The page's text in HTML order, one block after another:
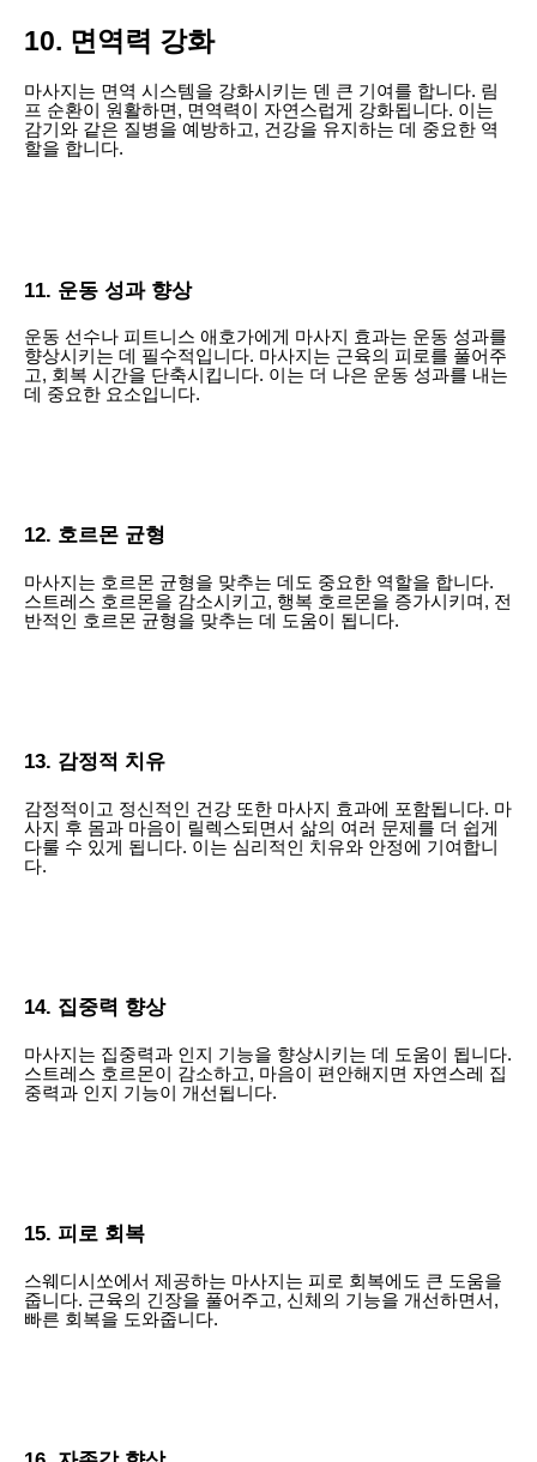
10. 면역력 강화
마사지는 면역 시스템을 강화시키는 덴 큰 기여를 합니다. 림
프 순환이 원활하면, 면역력이 자연스럽게 강화됩니다. 이는
감기와 같은 질병을 예방하고, 건강을 유지하는 데 중요한 역
할을 합니다.
11. 운동 성과 향상
운동 선수나 피트니스 애호가에게 마사지 효과는 운동 성과를
향상시키는 데 필수적입니다. 마사지는 근육의 피로를 풀어주
고, 회복 시간을 단축시킵니다. 이는 더 나은 운동 성과를 내는
데 중요한 요소입니다.
12. 호르몬 균형
마사지는 호르몬 균형을 맞추는 데도 중요한 역할을 합니다.
스트레스 호르몬을 감소시키고, 행복 호르몬을 증가시키며, 전
반적인 호르몬 균형을 맞추는 데 도움이 됩니다.
13. 감정적 치유
감정적이고 정신적인 건강 또한 마사지 효과에 포함됩니다. 마
사지 후 몸과 마음이 릴렉스되면서 삶의 여러 문제를 더 쉽게
다룰 수 있게 됩니다. 이는 심리적인 치유와 안정에 기여합니
다.
14. 집중력 향상
마사지는 집중력과 인지 기능을 향상시키는 데 도움이 됩니다.
스트레스 호르몬이 감소하고, 마음이 편안해지면 자연스레 집
중력과 인지 기능이 개선됩니다.
15. 피로 회복
스웨디시쏘에서 제공하는 마사지는 피로 회복에도 큰 도움을
줍니다. 근육의 긴장을 풀어주고, 신체의 기능을 개선하면서,
빠른 회복을 도와줍니다.